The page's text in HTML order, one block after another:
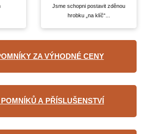
Jsme schopni postavit zděnou
hrobku „na klíč“...
ZA VÝHODNÉ CENY
A PŘÍSLUŠENSTVÍ